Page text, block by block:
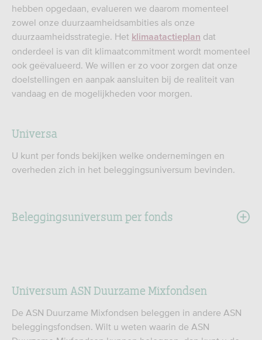
hebben opgedaan, evalueren we daarom momenteel
zowel onze duurzaamheidsambities als onze
duurzaamheidsstrategie. Het klimaatactieplan dat
onderdeel is van dit klimaatcommitment wordt momenteel
ook geëvalueerd. We willen er zo voor zorgen dat onze
doelstellingen en aanpak aansluiten bij de realiteit van
vandaag en de mogelijkheden voor morgen.
Universa
U kunt per fonds bekijken welke ondernemingen en
overheden zich in het beleggingsuniversum bevinden.
Beleggingsuniversum per fonds
Universum ASN Duurzame Mixfondsen
De ASN Duurzame Mixfondsen beleggen in andere ASN
beleggingsfondsen. Wilt u weten waarin de ASN